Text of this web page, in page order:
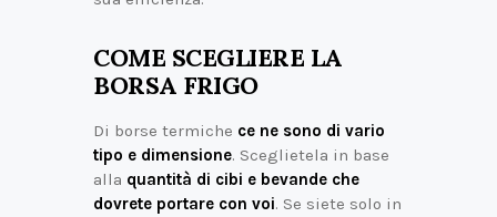
COME SCEGLIERE LA
BORSA FRIGO
Di borse termiche ce ne sono di vario
tipo e dimensione. Sceglietela in base
alla quantità di cibi e bevande che
dovrete portare con voi. Se siete solo in